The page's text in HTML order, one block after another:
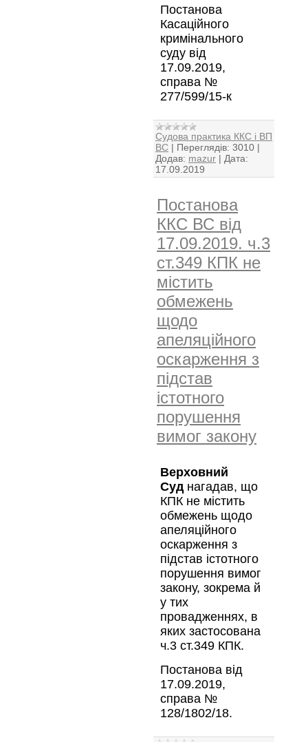
Постанова
Касаційного
кримінального
суду від
17.09.2019,
справа №
277/599/15-к
Судова практика ККС і ВП
ВС | Переглядів: 3010 |
Додав: mazur | Дата:
17.09.2019
Постанова
ККС ВС від
17.09.2019. ч.3
ст.349 КПК не
містить
обмежень
щодо
апеляційного
оскарження з
підстав
істотного
порушення
вимог закону
Верховний
Суд нагадав, що
КПК не містить
обмежень щодо
апеляційного
оскарження з
підстав істотного
порушення вимог
закону, зокрема й
у тих
провадженнях, в
яких застосована
ч.3 ст.349 КПК.
Постанова від
17.09.2019,
справа №
128/1802/18.